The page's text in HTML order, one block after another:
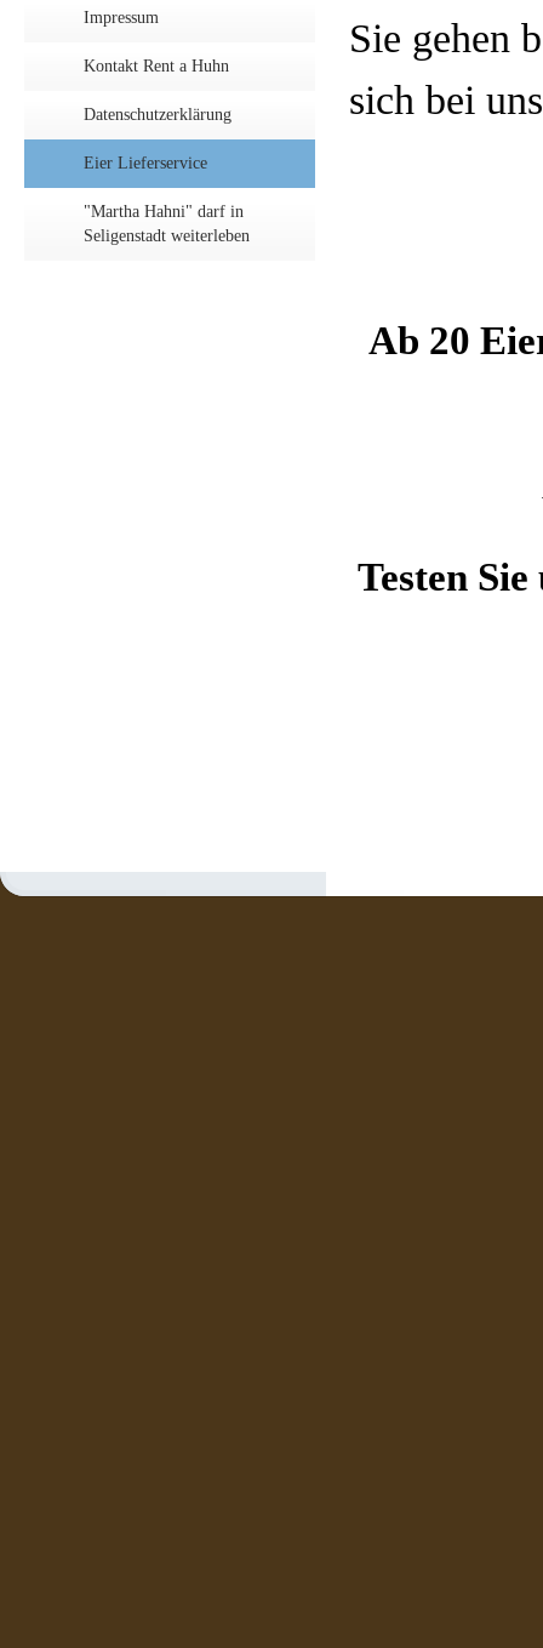
Impressum
Kontakt Rent a Huhn
Datenschutzerklärung
Eier Lieferservice
"Martha Hahni" darf in
Seligenstadt weiterleben
Sie gehen
sich bei
Ab 20
Testen